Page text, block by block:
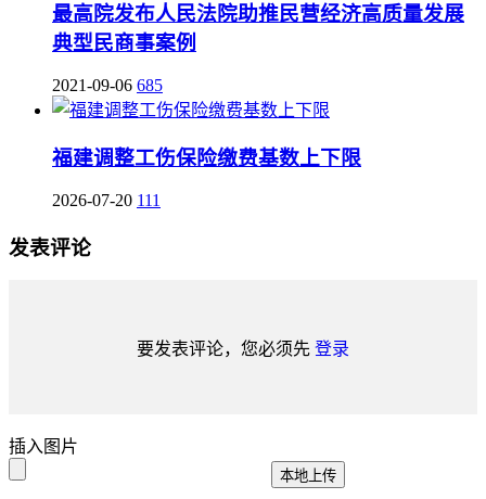
最高院发布人民法院助推民营经济高质量发展
典型民商事案例
2021-09-06 685
福建调整工伤保险缴费基数上下限
2026-07-20 111
发表评论
要发表评论，您必须先 登录
插入图片
本地上传